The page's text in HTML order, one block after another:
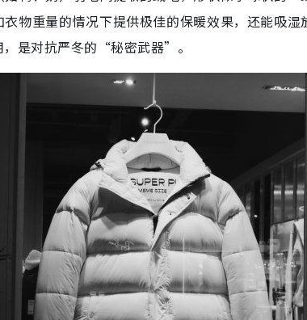
衣物重量的情况下提供极佳的保暖效果，还能吸
，是对抗严冬的“秘密武器”。